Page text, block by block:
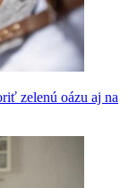
zelenú oázu aj na